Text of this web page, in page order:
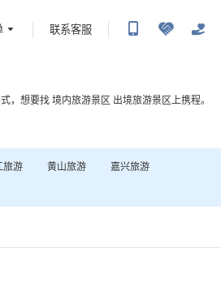
联系客服
，想要找 境内旅游景区 出境旅游景区上携程。
旅游 黄山旅游 嘉兴旅游